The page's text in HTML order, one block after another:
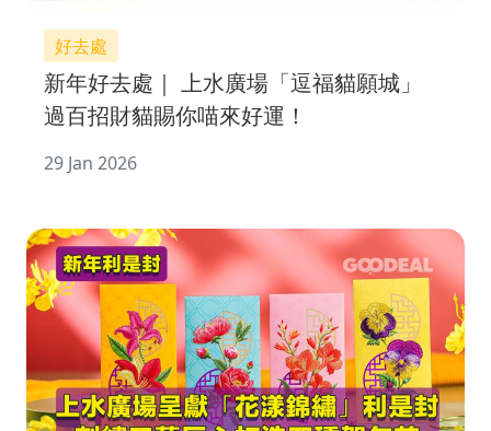
好去處
新年好去處｜ 上水廣場「逗福貓願城」
過百招財貓賜你喵來好運！
29 Jan 2026